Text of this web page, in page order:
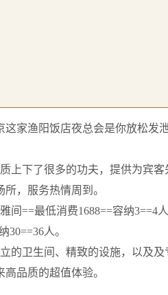
家渔阳饭店夜总会是你放松发
上下了很多的功夫，提供为宾
，服务热情周到。
间==最低消费1688==容纳3==4
30==36人。
的卫生间、精致的设施，以及
品质的超值体验。